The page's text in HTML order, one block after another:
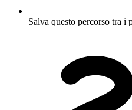
Salva questo percorso tra i